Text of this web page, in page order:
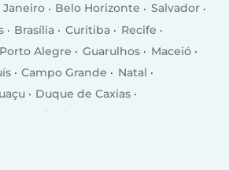
Janeiro Belo Horizonte
Salvador
Brasília Curitiba
Recife
Porto Alegre Guarulhos
Maceió
Campo Grande
Natal
Duque de Caxias
Bernardo do Campo